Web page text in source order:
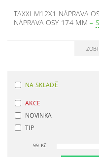
TAXXI M12X1 NÁPRAVA
NÁPRAVA OSY 174 MM–
NA SKLADĚ
AKCE
NOVINKA
TIP
99 Kč